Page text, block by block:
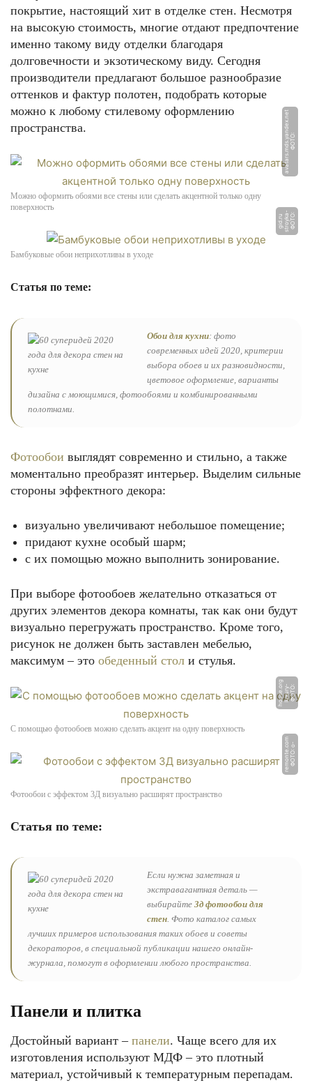
покрытие, настоящий хит в отделке стен. Несмотря
на высокую стоимость, многие отдают предпочтение
именно такому виду отделки благодаря
долговечности и экзотическому виду. Сегодня
производители предлагают большое разнообразие
оттенков и фактур полотен, подобрать которые
можно к любому стилевому оформлению
пространства.
Ф
О
Т
О:
a
v
a
t
a
r
s.
m
d
s.
y
a
n
d
e
x.
n
e
t
Можно оформить обоями все стены или сделать акцентной только одну
поверхность
Ф
О
Т
О:
s
t
r
o
y
k
a
-gi
d.
r
u
Бамбуковые обои неприхотливы в уходе
Статья по теме:
Обои для кухни: фото
современных идей 2020, критерии
выбора обоев и их разновидности,
цветовое оформление, варианты
дизайна с моющимися, фотообоями и комбинированными
полотнами.
Фотообои выглядят современно и стильно, а также
моментально преобразят интерьер. Выделим сильные
стороны эффектного декора:
визуально увеличивают небольшое помещение;
придают кухне особый шарм;
с их помощью можно выполнить зонирование.
При выборе фотообоев желательно отказаться от
других элементов декора комнаты, так как они будут
визуально перегружать пространство. Кроме того,
рисунок не должен быть заставлен мебелью,
максимум – это обеденный стол и стулья.
Ф
О
Т
О:
l
u
x
u
r
y
-
h
o
u
s
e.
o
r
g
С помощью фотообоев можно сделать акцент на одну поверхность
Ф
О
Т
О:
o
-
r
e
m
o
n
t
e.
c
o
m
Фотообои с эффектом 3Д визуально расширят пространство
Статья по теме:
Если нужна заметная и
экстравагантная деталь —
выбирайте 3д фотообои для
стен. Фото каталог самых
лучших примеров использования таких обоев и советы
декораторов, в специальной публикации нашего онлайн-
журнала, помогут в оформлении любого пространства.
Панели и плитка
Достойный вариант – панели. Чаще всего для их
изготовления используют МДФ – это плотный
материал, устойчивый к температурным перепадам.